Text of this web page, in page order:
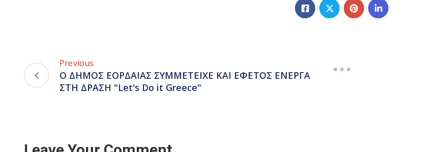
Previous
Ο ΔΗΜΟΣ ΕΟΡΔΑΙΑΣ ΣΥΜΜΕΤΕΙΧΕ ΚΑΙ ΕΦΕΤΟΣ ΕΝΕΡΓΑ
ΣΤΗ ΔΡΑΣΗ "Let's Do it Greece"